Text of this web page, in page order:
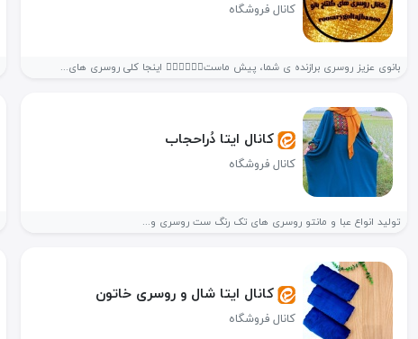
کانال فروشگاه
بانوی عزیز روسری برازنده ی شما، پیش ماست👌🏻😍😍😍😍 اینجا کلی روسری های...
کانال ایتا دُراحجاب
کانال فروشگاه
تولید انواع عبا و مانتو روسری های تک رنگ ست روسری و...
کانال ایتا شال و روسری خاتون
کانال فروشگاه